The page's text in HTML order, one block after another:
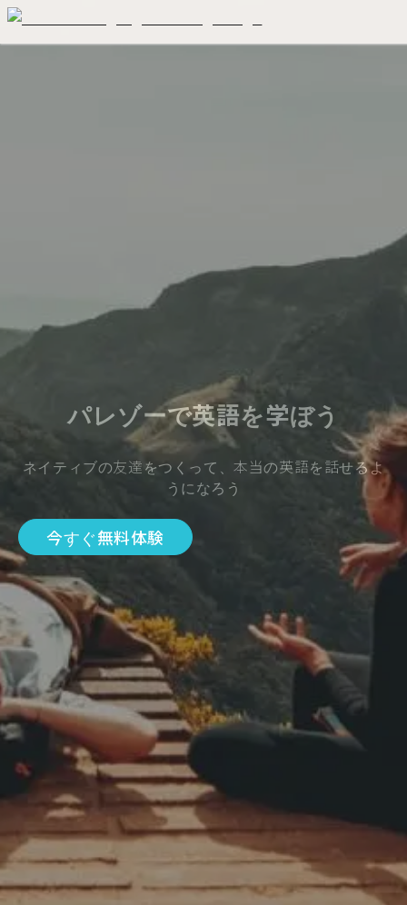
パレゾーで英語を学ぼう
ネイティブの友達をつくって、本当の英語を話せるよ
うになろう
今すぐ無料体験